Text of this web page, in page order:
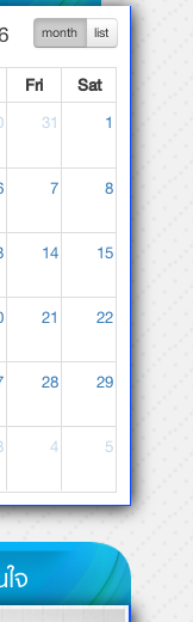
4 5
พื้นฐาน(สพฐ)
าระยอง
เขต 1
ารและ